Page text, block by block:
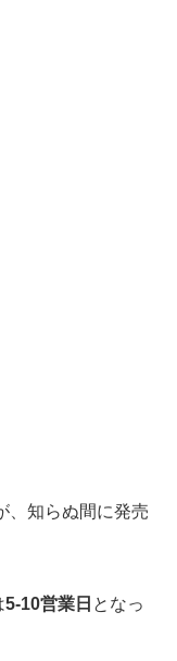
、知らぬ間に発売
5-10営業日 となっ